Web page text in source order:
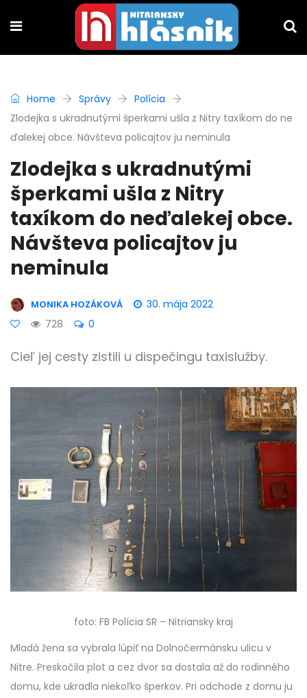
Home Správy
Polícia
Zlodejka s ukradnutými šperkami ušla z Nitry taxíkom do ne
ďalekej obce. Návšteva policajtov ju neminula
Zlodejka s ukradnutými
šperkami ušla z Nitry
taxíkom do neďalekej obce.
Návšteva policajtov ju
neminula
MONIKA HOZÁKOVÁ
30. mája 2022
728
0
Cieľ jej cesty zistili u dispečingu taxislužby.
foto: FB Polícia SR – Nitriansky kraj
Mladá žena sa vybrala lúpiť na Dolnočermánsku ulicu v
Nitre. Preskočila plot a cez dvor sa dostala až do rodinného
domu, kde ukradla niekoľko šperkov. Pri odchode z domu ju